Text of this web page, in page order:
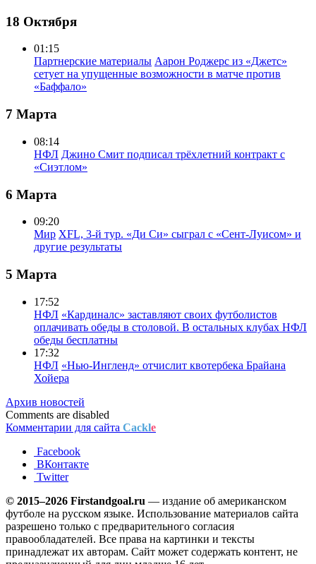
18 Октября
01:15
Партнерские материалы Аарон Роджерс из «Джетс»
сетует на упущенные возможности в матче против
«Баффало»
7 Марта
08:14
НФЛ Джино Смит подписал трёхлетний контракт с
«Сиэтлом»
6 Марта
09:20
Мир XFL, 3-й тур. «Ди Си» сыграл с «Сент-Луисом» и
другие результаты
5 Марта
17:52
НФЛ «Кардиналс» заставляют своих футболистов
оплачивать обеды в столовой. В остальных клубах НФЛ
обеды бесплатны
17:32
НФЛ «Нью-Ингленд» отчислит квотербека Брайана
Хойера
Архив новостей
Comments are disabled
Комментарии для сайта Cackle
Facebook
ВКонтакте
Twitter
© 2015–2026 Firstandgoal.ru — издание об американском
футболе на русском языке. Использование материалов cайта
разрешено только с предварительного согласия
правообладателей. Все права на картинки и тексты
принадлежат их авторам. Сайт может содержать контент, не